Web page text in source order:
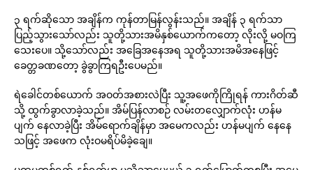
၃ ရက်ဆိုသော အချိန်က ကုန်တာမြန်လွန်းသည်။ အချိန် ၃ ရက်သာ
ပြည့်သွားသော်လည်း သူတို့သားအမိနှစ်ယောက်ကတော့ လိုးလို့ မဝကြ
သေးပေ။ သို့သော်လည်း အခြေအနေအရ သူတို့သားအမိအနေဖြင့်
ခေတ္တခဏတော့ ခွဲခွာကြရဦးပေမည်။
ရဲခေါင်တစ်ယောက် အဝတ်အစားလဲပြီး သူ့အဖေကိုကြိုရန် ကားဂိတ်ဆီ
သို့ ထွက်ခွာလာခဲ့သည်။ အိမ်ပြန်လာစဉ် လမ်းတလျှောက်လုံး ဟန်မ
ပျက် နေလာခဲ့ပြီး အိမ်ရောက်ချိန်မှာ အမေကလည်း ဟန်မပျက် နေနေ
သဖြင့် အဖေက လုံးဝမရိပ်မိခဲ့ချေ။